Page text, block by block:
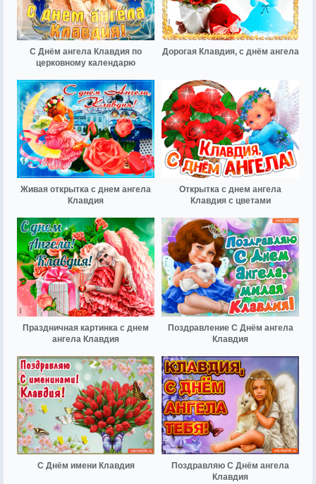
С Днём ангела Клавдия по
церковному календарю
Дорогая Клавдия, с днём ангела
Живая открытка с днем ангела
Клавдия
Открытка с днем ангела
Клавдия с цветами
Праздничная картинка с днем
ангела Клавдия
Поздравление С Днём ангела
Клавдия
С Днём имени Клавдия
Поздравляю С Днём ангела
Клавдия